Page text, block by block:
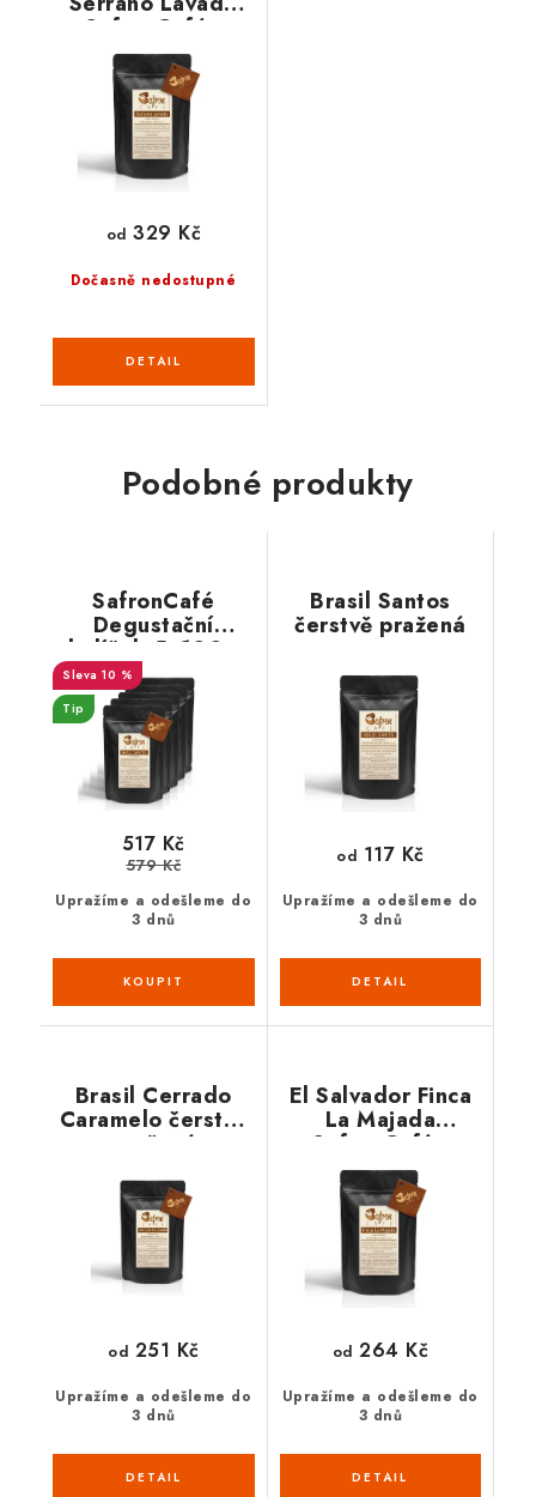
SafronCafé -
čerstvě pražená
Dočasně nedostupné
od 329 Kč
Podobné produkty
SafronCafé
Degustační
balíček 5x100g
10 %
Tip
Upražíme a odešleme do
3 dnů
517 Kč
579 Kč
Brasil Santos
čerstvě pražená
Upražíme a odešleme do
3 dnů
od 117 Kč
Brasil Cerrado
Caramelo čerstvě
pražená
Upražíme a odešleme do
3 dnů
od 251 Kč
El Salvador Finca
La Majada
SafronCafé -
čerstvě pražená
Upražíme a odešleme do
3 dnů
od 264 Kč